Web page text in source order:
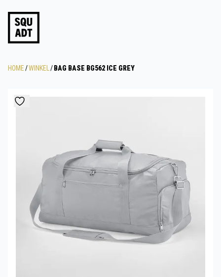
HOME/WINKEL / BAG BASE BG562 ICE GREY